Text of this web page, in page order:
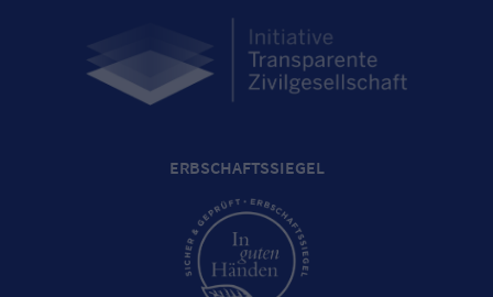
ERBSCHAFTSSIEGEL